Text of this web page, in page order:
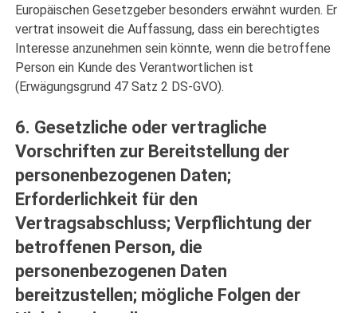
Europäischen Gesetzgeber besonders erwähnt wurden. Er
vertrat insoweit die Auffassung, dass ein berechtigtes
Interesse anzunehmen sein könnte, wenn die betroffene
Person ein Kunde des Verantwortlichen ist
(Erwägungsgrund 47 Satz 2 DS-GVO).
6. Gesetzliche oder vertragliche
Vorschriften zur Bereitstellung der
personenbezogenen Daten;
Erforderlichkeit für den
Vertragsabschluss; Verpflichtung der
betroffenen Person, die
personenbezogenen Daten
bereitzustellen; mögliche Folgen der